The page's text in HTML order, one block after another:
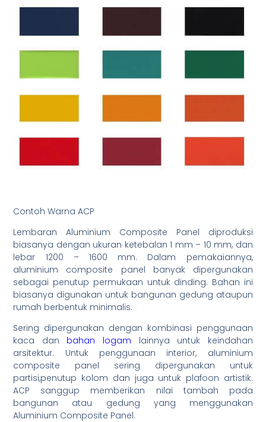
Contoh Warna ACP
Lembaran Aluminium Composite Panel diproduksi
biasanya dengan ukuran ketebalan 1 mm – 10 mm, dan
lebar 1200 – 1600 mm. Dalam pemakaiannya,
aluminium composite panel banyak dipergunakan
sebagai penutup permukaan untuk dinding. Bahan ini
biasanya digunakan untuk bangunan gedung ataupun
rumah berbentuk minimalis.
Sering dipergunakan dengan kombinasi penggunaan
kaca dan bahan logam lainnya untuk keindahan
arsitektur. Untuk penggunaan interior, aluminium
composite panel sering dipergunakan untuk
partisi,penutup kolom dan juga untuk plafoon artistik.
ACP sanggup memberikan nilai tambah pada
bangunan atau gedung yang menggunakan
Aluminium Composite Panel.